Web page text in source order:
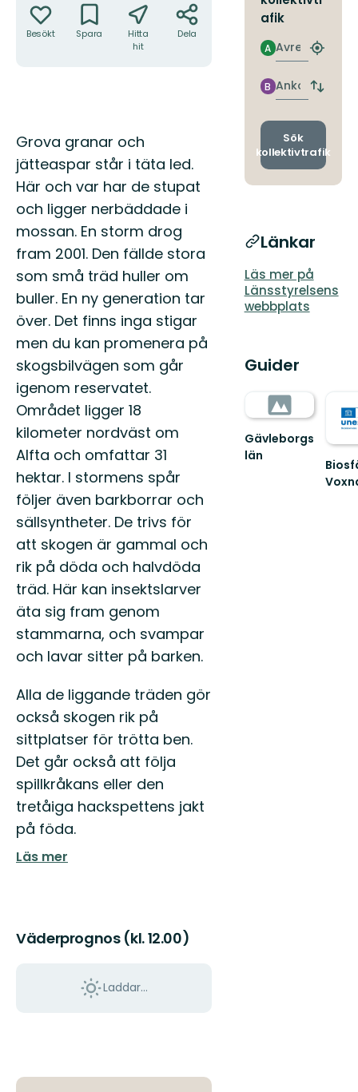
Besökt Spara
Hitta
hit
Dela
Beskrivning
Grova granar och
jätteaspar står i täta led.
Här och var har de stupat
och ligger nerbäddade i
mossan. En storm drog
fram 2001. Den fällde stora
som små träd huller om
buller. En ny generation tar
över. Det finns inga stigar
men du kan promenera på
skogsbilvägen som går
igenom reservatet.
Området ligger 18
kilometer nordväst om
Alfta och omfattar 31
hektar. I stormens spår
följer även barkborrar och
sällsyntheter. De trivs för
att skogen är gammal och
rik på döda och halvdöda
träd. Här kan insektslarver
äta sig fram genom
stammarna, och svampar
och lavar sitter på barken.
Alla de liggande träden gör
också skogen rik på
sittplatser för trötta ben.
Det går också att följa
spillkråkans eller den
tretåiga hackspettens jakt
på föda.
Läs mer
Väderprognos (kl. 12.00)
Laddar...
afik
Avresa
A
Hitta
Ankomst
B
Byt
och
Sök
kollektivtrafik
Länkar
Läs mer på
Länsstyrelsens
webbplats
Guider
Gävleborgs
län